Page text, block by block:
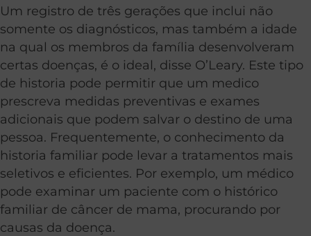
Um registro de três gerações que inclui não
somente os diagnósticos, mas também a idade
na qual os membros da família desenvolveram
certas doenças, é o ideal, disse O’Leary. Este tipo
de historia pode permitir que um medico
prescreva medidas preventivas e exames
adicionais que podem salvar o destino de uma
pessoa. Frequentemente, o conhecimento da
historia familiar pode levar a tratamentos mais
seletivos e eficientes. Por exemplo, um médico
pode examinar um paciente com o histórico
familiar de câncer de mama, procurando por
causas da doença.